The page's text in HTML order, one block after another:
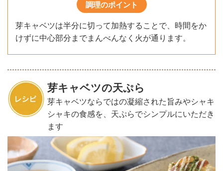
調理のポイント
芽キャベツは半分に切って加熱することで、時間をか
けずに中心部分までまんべんなく火が通ります。
芽キャベツの天ぷら
芽キャベツならではの凝縮された旨みやシャキ
シャキの食感を、天ぷらでシンプルにいただき
ます